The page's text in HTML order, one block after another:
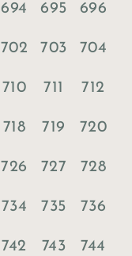
694 695 696
702 703 704
710 711 712
718 719 720
726 727 728
734 735 736
742 743 744